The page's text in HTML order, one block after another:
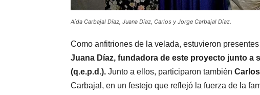
Aída Carbajal Díaz, Juana Díaz, Carlos y Jorge Carbajal Díaz.
Como anfitriones de la velada, estuvieron presentes
Juana Díaz, fundadora de este proyecto junto a
(q.e.p.d.). Junto a ellos, participaron también
Carbajal, en un festejo que reflejó la fuerza de la